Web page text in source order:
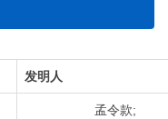
发明人
孟令款;